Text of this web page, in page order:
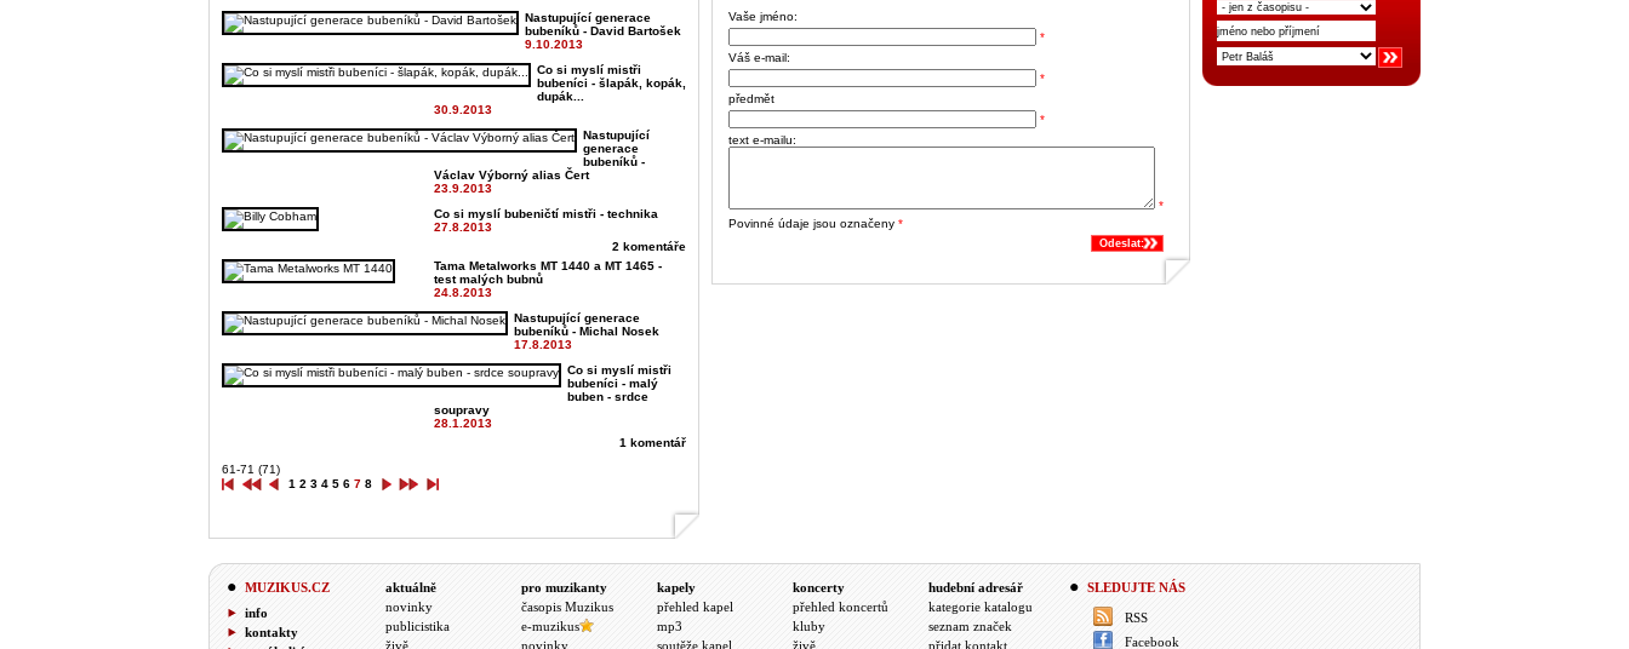
Nastupující generace
bubeníků - David Bartošek
9.10.2013
Co si myslí mistři
bubeníci - šlapák, kopák,
dupák...
30.9.2013
Nastupující
generace
bubeníků -
Václav Výborný alias Čert
23.9.2013
Co si myslí bubeničtí mistři - technika
27.8.2013
2 komentáře
Tama Metalworks MT 1440 a MT 1465 -
test malých bubnů
24.8.2013
Nastupující generace
bubeníků - Michal Nosek
17.8.2013
Co si myslí mistři
bubeníci - malý
buben - srdce
soupravy
28.1.2013
1 komentář
61-71 (71)
1 2 3 4 5 6 7 8
Vaše jméno:
*
Váš e-mail:
*
předmět
*
text e-mailu:
*
Povinné údaje jsou označeny *
Odeslat:
MUZIKUS.CZ
info
kontakty
aktuálně
novinky
publicistika
živě
pro muzikanty
časopis Muzikus
e-muzikus
novinky
kapely
přehled kapel
mp3
soutěže kapel
koncerty
přehled koncertů
kluby
živě
hudební adresář
kategorie katalogu
seznam značek
přidat kontakt
SLEDUJTE NÁS
RSS
Facebook